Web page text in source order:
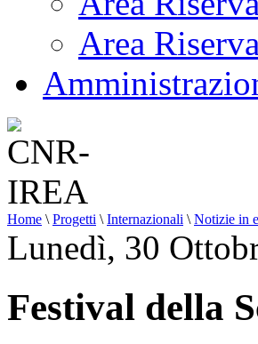
Area
Home \ Progetti \ Internazionali \ Notizie in
Lunedì, 30
Festival della